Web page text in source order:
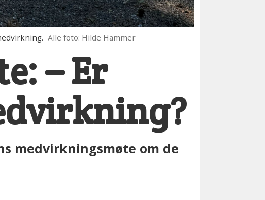
Alle foto: Hilde Hammer
– Er
medvirkningsmøte om de